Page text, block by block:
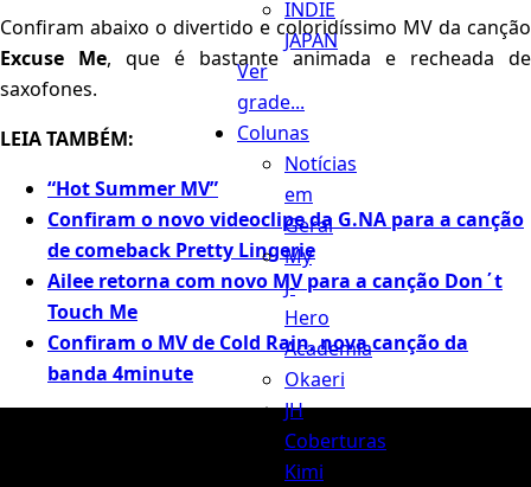
INDIE
JAPAN
Ver
grade...
Colunas
Notícias
em
Geral
My
J-
Hero
Academia
Okaeri
JH
Coberturas
Kimi
Confiram abaixo o divertido e coloridíssimo MV da canção
Excuse Me, que é bastante animada e recheada de
saxofones.
LEIA TAMBÉM:
“Hot Summer MV”
Confiram o novo videoclipe da G.NA para a canção
de comeback Pretty Lingerie
Ailee retorna com novo MV para a canção Don´t
Touch Me
Confiram o MV de Cold Rain, nova canção da
banda 4minute